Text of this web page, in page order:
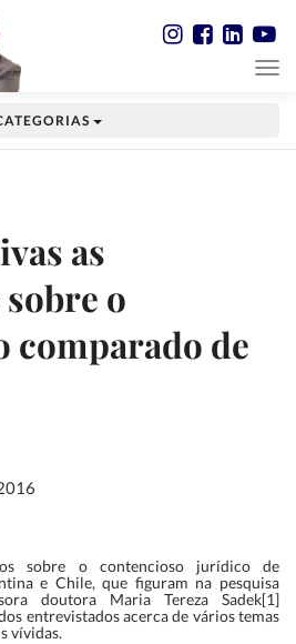
as
o
comparado de
sobre o contencioso jurídico de
e Chile, que figuram na pesquisa
doutora Maria Tereza Sadek[1]
entrevistados acerca de vários temas
vívidas.